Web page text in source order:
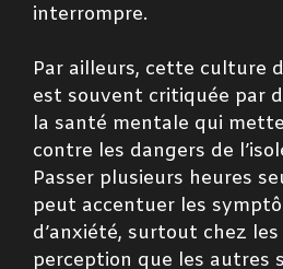
interrompre.
Par ailleurs, cette culture
est souvent critiquée par
la santé mentale qui
contre les dangers de
Passer plusieurs heures
peut accentuer les
d’anxiété, surtout chez
perception que les autres